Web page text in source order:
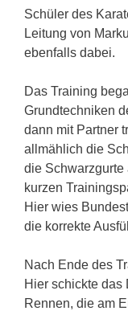
Schüler des
Leitung von
ebenfalls dabei.
Das Training
Grundtechniken
dann mit Partner
allmählich die
die Schwarzgurte
kurzen
Hier wies
die korrekte
Nach Ende des
Hier schickte das
Rennen, die am